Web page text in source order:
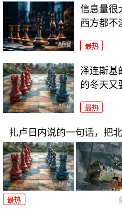
信息量很
西方都不
最热
泽连斯基
的冬天又
最热
扎卢日内说的一句话，把
最热